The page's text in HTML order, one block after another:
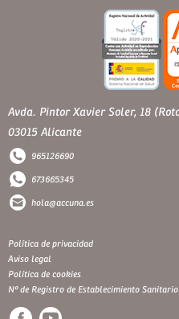
Avda. Pintor Xavier Soler, 18
03015 Alicante
965126690
673665345
hola@accuna.es
Política de privacidad
Aviso legal
Política de cookies
Nº de Registro de Establecimiento